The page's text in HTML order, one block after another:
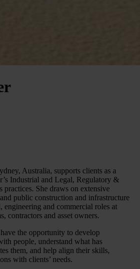
Australia, supports clients as a
Industrial and Legal, Regulatory &
practices. She draws on extensive
public construction and infrastructure
engineering and commercial roles at
contractors and asset owners.
the opportunity to develop
people, understand what has
them, and help align their skills,
with clients’ needs.